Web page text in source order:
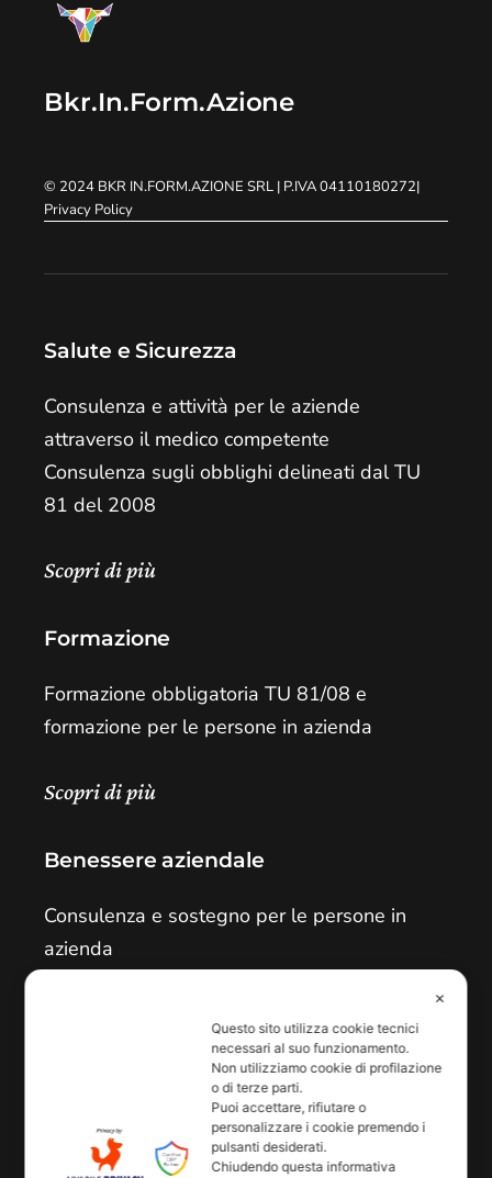
Bkr.In.Form.Azione
© 2024 BKR IN.FORM.AZIONE SRL | P.IVA 04110180272|
Privacy Policy
Salute e Sicurezza
Consulenza e attività per le aziende
attraverso il medico competente
Consulenza sugli obblighi delineati dal TU
81 del 2008
Scopri di più
Formazione
Formazione obbligatoria TU 81/08 e
formazione per le persone in azienda
Scopri di più
Benessere aziendale
Consulenza e sostegno per le persone in
azienda
Via G. La Pira 19/4
San Donà di Piave - VE
✕
Questo sito utilizza cookie tecnici
necessari al suo funzionamento.
Non utilizziamo cookie di profilazione
o di terze parti.
Puoi accettare, rifiutare o
personalizzare i cookie premendo i
pulsanti desiderati.
Chiudendo questa informativa